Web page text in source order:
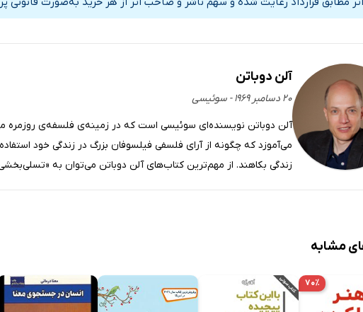
بازی داشته باشیم؟
نباشیم؟
درباره خودمان سخن بگوییم؟
آلن دوباتن
۲۰ دسامبر ۱۹۶۹ - سوئیسی
آلن دوباتن نویسنده‌ای سوئیسی است که در زمینه‌ی فلسفه‌ی روزمره
می‌آموزد که چگونه از آرای فلسفی فیلسوفان بزرگ در زندگی خود
زندگی بکاهند. از مهم‌ترین کتاب‌های آلن دوباتن می‌توان به
مشابه
۷۰٪